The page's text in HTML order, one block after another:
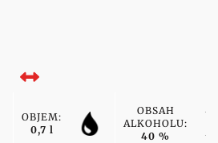
OBJEM:
0,7 l
OBSAH
ALKOHOLU:
40 %